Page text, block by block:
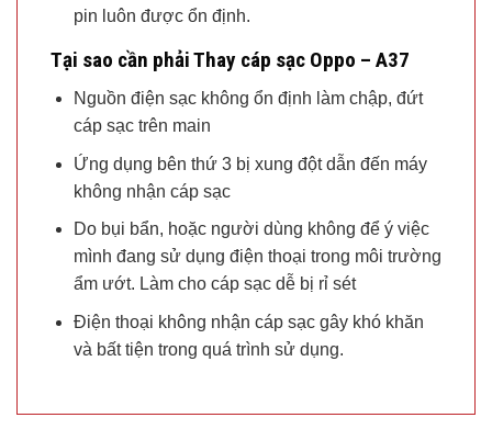
pin luôn được ổn định.
Tại sao cần phải Thay cáp sạc Oppo – A37
Nguồn điện sạc không ổn định làm chập, đứt
cáp sạc trên main
Ứng dụng bên thứ 3 bị xung đột dẫn đến máy
không nhận cáp sạc
Do bụi bẩn, hoặc người dùng không để ý việc
mình đang sử dụng điện thoại trong môi trường
ẩm ướt. Làm cho cáp sạc dễ bị rỉ sét
Điện thoại không nhận cáp sạc gây khó khăn
và bất tiện trong quá trình sử dụng.